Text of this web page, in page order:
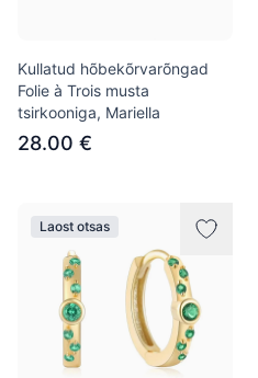
Kullatud hõbekõrvarõngad
Folie à Trois musta
tsirkooniga, Mariella
28.00 €
Laost otsas